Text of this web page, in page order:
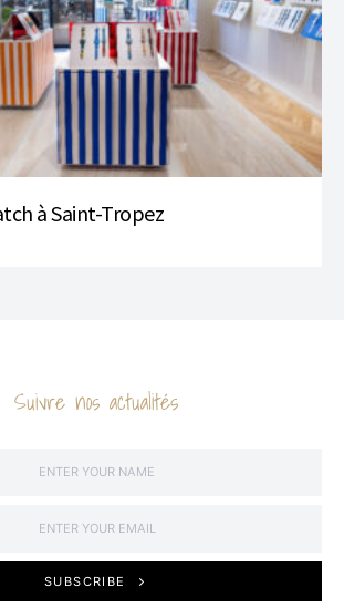
à Saint-Tropez
Suivre nos actualités
SUBSCRIBE